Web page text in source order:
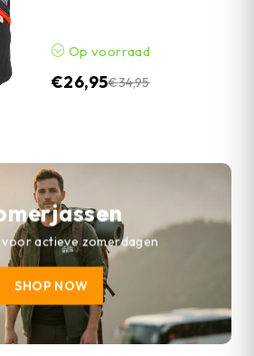
Op voorraad
€34,95
€26,95
voor actieve zomerdagen
SHOP NOW